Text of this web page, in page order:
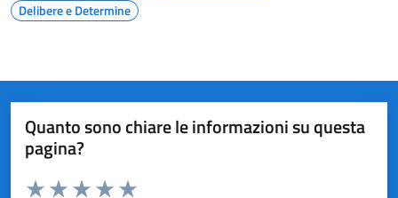
Delibere e Determine
Quanto sono chiare le informazioni su questa
pagina?
Valuta da 1 a 5 stelle la pagina